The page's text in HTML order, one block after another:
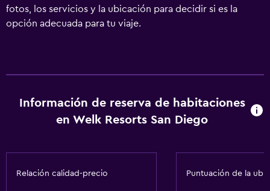
fotos, los servicios y la ubicación para decidir si es la
opción adecuada para tu viaje.
Información de reserva de habitaciones
en Welk Resorts San Diego
Relación calidad-precio Puntuación de la